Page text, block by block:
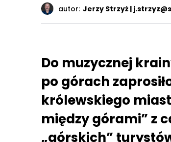
autor: Jerzy Strzyż |
Do muzycznej
po górach
królewskiego
między górami” z
„górskich”